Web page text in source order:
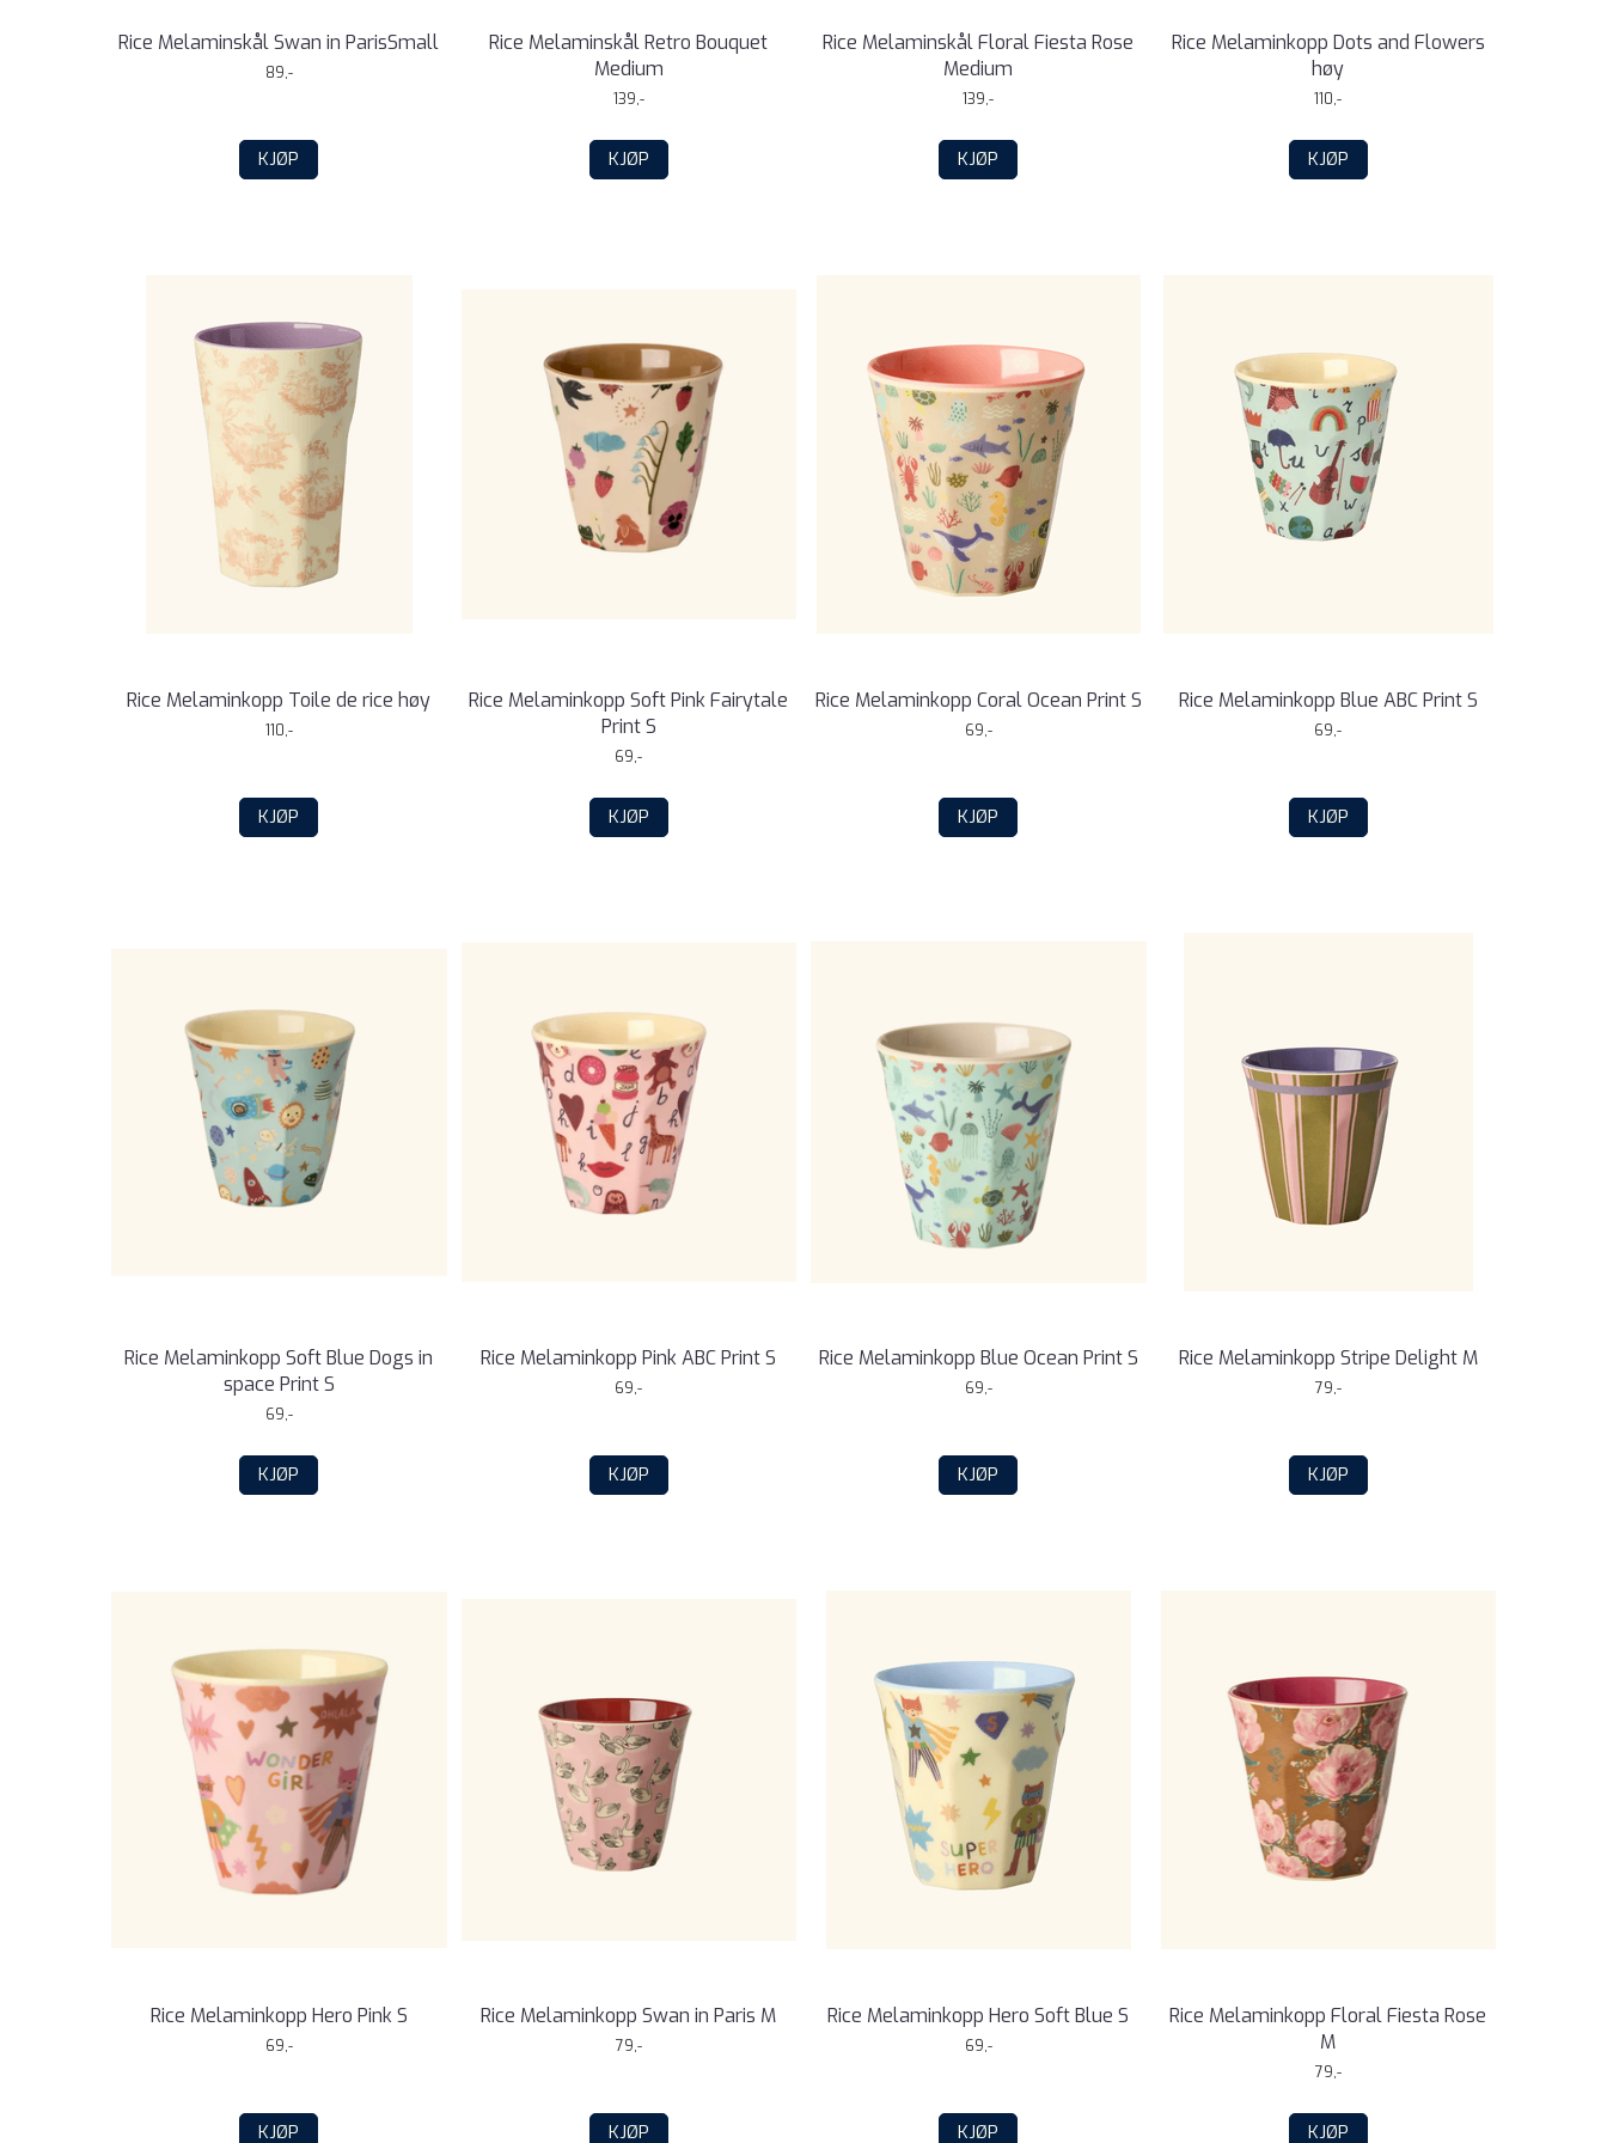
Rice Melaminskål Swan in ParisSmall
89,-
KJØP
Rice Melaminskål Retro Bouquet
Medium
139,-
KJØP
Rice Melaminskål Floral Fiesta Rose
Medium
139,-
KJØP
Rice Melaminkopp Dots and Flowers
høy
110,-
KJØP
Rice Melaminkopp Toile de rice høy
110,-
KJØP
Rice Melaminkopp Soft Pink Fairytale
Print S
69,-
KJØP
Rice Melaminkopp Coral Ocean Print S
69,-
KJØP
Rice Melaminkopp Blue ABC Print S
69,-
KJØP
Rice Melaminkopp Soft Blue Dogs in
space Print S
69,-
KJØP
Rice Melaminkopp Pink ABC Print S
69,-
KJØP
Rice Melaminkopp Blue Ocean Print S
69,-
KJØP
Rice Melaminkopp Stripe Delight M
79,-
KJØP
Rice Melaminkopp Hero Pink S
69,-
KJØP
Rice Melaminkopp Swan in Paris M
79,-
KJØP
Rice Melaminkopp Hero Soft Blue S
69,-
KJØP
Rice Melaminkopp Floral Fiesta Rose
M
79,-
KJØP